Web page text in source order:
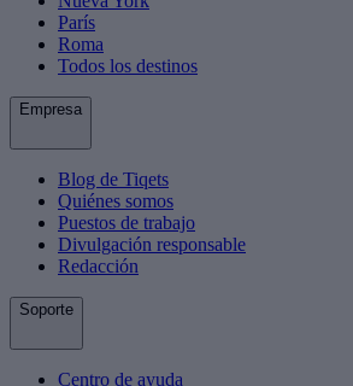
París
Roma
Todos los destinos
Empresa
Blog de Tiqets
Quiénes somos
Puestos de trabajo
Divulgación responsable
Redacción
Soporte
Centro de ayuda